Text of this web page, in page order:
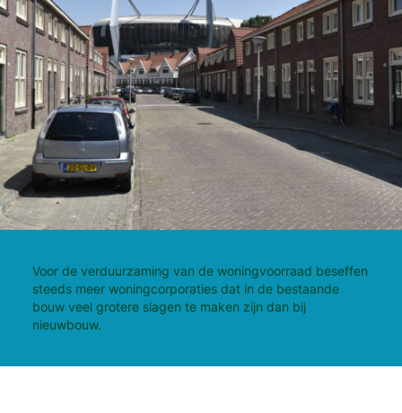
Voor de verduurzaming van de woningvoorraad beseffen
steeds meer woningcorporaties dat in de bestaande
bouw veel grotere slagen te maken zijn dan bij
nieuwbouw.